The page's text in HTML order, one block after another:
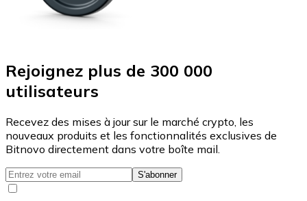
Rejoignez plus de 300 000
utilisateurs
Recevez des mises à jour sur le marché crypto, les
nouveaux produits et les fonctionnalités exclusives de
Bitnovo directement dans votre boîte mail.
S'abonner